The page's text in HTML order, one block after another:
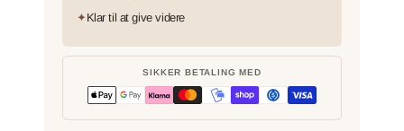
✦Klar til at give videre
SIKKER BETALING MED